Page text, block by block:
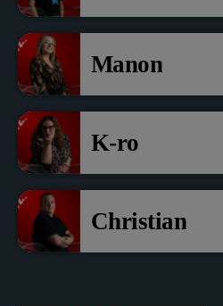
Manon
K-ro
Christian